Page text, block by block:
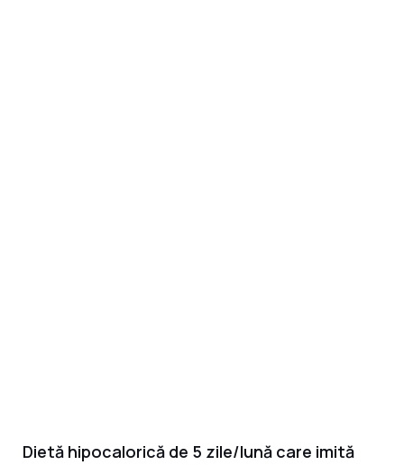
Dietă hipocalorică de 5 zile/lună care imită